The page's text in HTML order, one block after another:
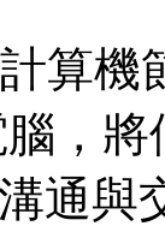
算機
，
通與